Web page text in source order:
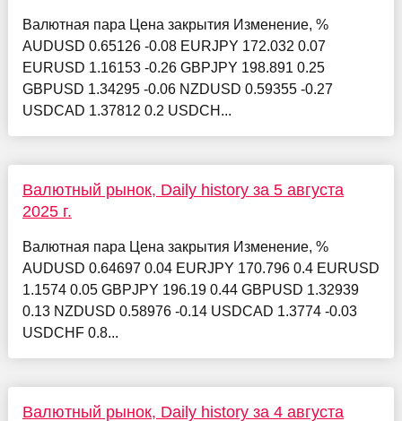
Валютная пара Цена закрытия Изменение, %
AUDUSD 0.65126 -0.08 EURJPY 172.032 0.07
EURUSD 1.16153 -0.26 GBPJPY 198.891 0.25
GBPUSD 1.34295 -0.06 NZDUSD 0.59355 -0.27
USDCAD 1.37812 0.2 USDCH...
Валютный рынок, Daily history за 5 августа
2025 г.
Валютная пара Цена закрытия Изменение, %
AUDUSD 0.64697 0.04 EURJPY 170.796 0.4 EURUSD
1.1574 0.05 GBPJPY 196.19 0.44 GBPUSD 1.32939
0.13 NZDUSD 0.58976 -0.14 USDCAD 1.3774 -0.03
USDCHF 0.8...
Валютный рынок, Daily history за 4 августа